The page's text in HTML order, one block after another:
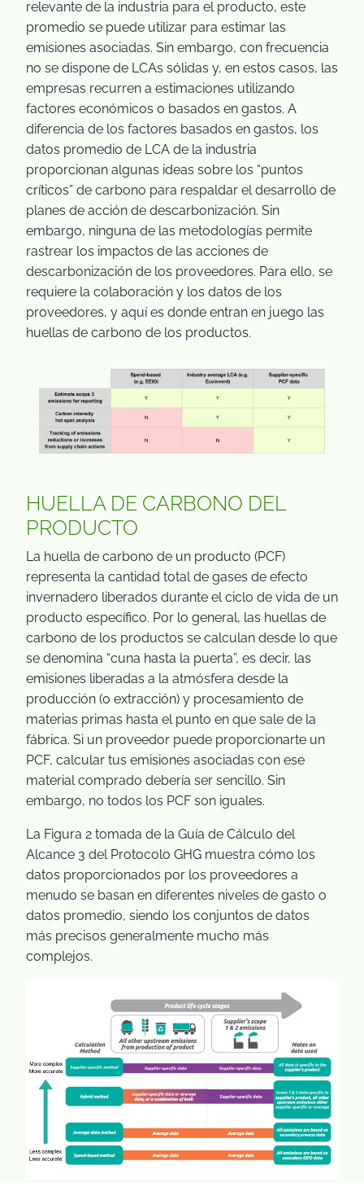
relevante de la industria para el producto, este
promedio se puede utilizar para estimar las
emisiones asociadas. Sin embargo, con frecuencia
no se dispone de LCAs sólidas y, en estos casos, las
empresas recurren a estimaciones utilizando
factores económicos o basados en gastos. A
diferencia de los factores basados en gastos, los
datos promedio de LCA de la industria
proporcionan algunas ideas sobre los “puntos
críticos” de carbono para respaldar el desarrollo de
planes de acción de descarbonización. Sin
embargo, ninguna de las metodologías permite
rastrear los impactos de las acciones de
descarbonización de los proveedores. Para ello, se
requiere la colaboración y los datos de los
proveedores, y aquí es donde entran en juego las
huellas de carbono de los productos.
HUELLA DE CARBONO DEL
PRODUCTO
La huella de carbono de un producto (PCF)
representa la cantidad total de gases de efecto
invernadero liberados durante el ciclo de vida de un
producto específico. Por lo general, las huellas de
carbono de los productos se calculan desde lo que
se denomina “cuna hasta la puerta”, es decir, las
emisiones liberadas a la atmósfera desde la
producción (o extracción) y procesamiento de
materias primas hasta el punto en que sale de la
fábrica. Si un proveedor puede proporcionarte un
PCF, calcular tus emisiones asociadas con ese
material comprado debería ser sencillo. Sin
embargo, no todos los PCF son iguales.
La Figura 2 tomada de la Guía de Cálculo del
Alcance 3 del Protocolo GHG muestra cómo los
datos proporcionados por los proveedores a
menudo se basan en diferentes niveles de gasto o
datos promedio, siendo los conjuntos de datos
más precisos generalmente mucho más
complejos.